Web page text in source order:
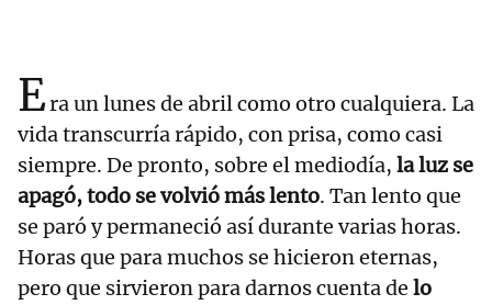
Era un lunes de abril como otro cualquiera. La
vida transcurría rápido, con prisa, como casi
siempre. De pronto, sobre el mediodía, la luz se
apagó, todo se volvió más lento. Tan lento que
se paró y permaneció así durante varias horas.
Horas que para muchos se hicieron eternas,
pero que sirvieron para darnos cuenta de lo